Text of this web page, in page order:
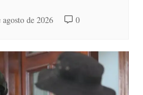
agosto de 2026 0